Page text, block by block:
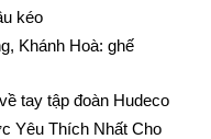
kéo
Khánh Hoà: ghế
tay tập đoàn Hudeco
Yêu Thích Nhất Cho